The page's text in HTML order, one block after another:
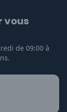
vous
de 09:00 à